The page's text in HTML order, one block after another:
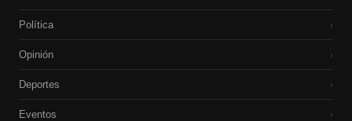
Política ›
Opinión ›
Deportes ›
Eventos ›